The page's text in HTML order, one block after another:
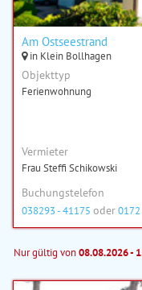
Am Ostseestrand
in Klein Bollhagen
Objekttyp
Ferienwohnung
Vermieter
Frau Steffi Schikowski
Buchungstelefon
038293 - 41175 oder
Nur gültig von08.08.2026 -